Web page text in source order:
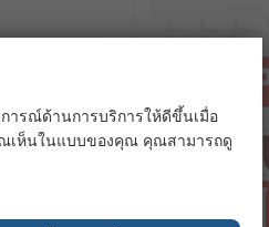
ารณ์ด้านการบริการให้ดีขึ้นเมื่อ
เห็นในแบบของคุณ คุณสามารถดู